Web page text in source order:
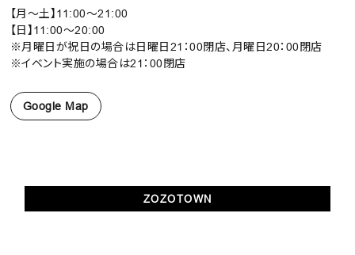
RECRUIT
はじめてご利用の方へ
【月～土】11:00～21:00
【日】11:00～20:00
※月曜日が祝日の場合は日曜日21：00閉店、月曜日20：00閉店
※イベント実施の場合は21：00閉店
Google Map
ZOZOTOWN